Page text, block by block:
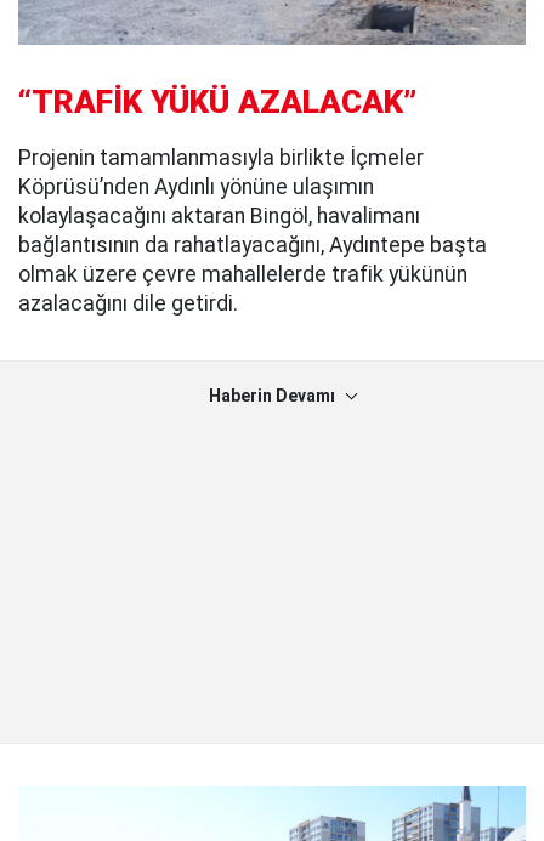
“TRAFİK YÜKÜ AZALACAK”
Projenin tamamlanmasıyla birlikte İçmeler
Köprüsü’nden Aydınlı yönüne ulaşımın
kolaylaşacağını aktaran Bingöl, havalimanı
bağlantısının da rahatlayacağını, Aydıntepe başta
olmak üzere çevre mahallelerde trafik yükünün
azalacağını dile getirdi.
Haberin Devamı